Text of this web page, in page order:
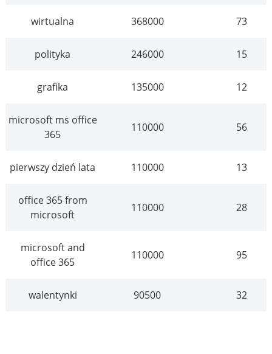
wirtualna 368000 73
polityka 246000 15
grafika 135000 12
microsoft ms office
365
110000 56
pierwszy dzień lata 110000 13
office 365 from
microsoft
110000 28
microsoft and
office 365
110000 95
walentynki 90500 32